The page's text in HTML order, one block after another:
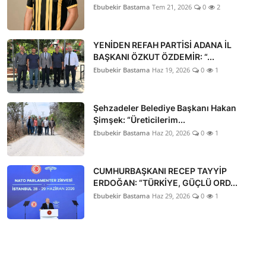
Ebubekir Bastama Tem 21, 2026 0 2
YENİDEN REFAH PARTİSİ ADANA İL
BAŞKANI ÖZKUT ÖZDEMİR: “...
Ebubekir Bastama Haz 19, 2026 0 1
Şehzadeler Belediye Başkanı Hakan
Şimşek: “Üreticilerim...
Ebubekir Bastama Haz 20, 2026 0 1
CUMHURBAŞKANI RECEP TAYYİP
ERDOĞAN: “TÜRKİYE, GÜÇLÜ ORD...
Ebubekir Bastama Haz 29, 2026 0 1